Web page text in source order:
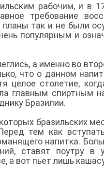
рабочим, и в
требование
так и не были
популярным и
а именно во
что о данном
целое столетие,
главным спиртным
Бразилии.
бразильских
тем как
напитка.
ставят поутру в
а вот пьет лишь